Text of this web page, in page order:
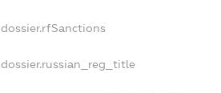
dossier.rfSanctions
dossier.russian_reg_title